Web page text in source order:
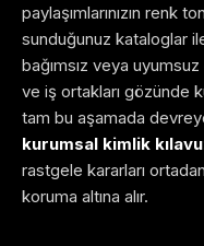
paylaşımlarınızın renk
sunduğunuz kataloglar
bağımsız veya
ve iş ortakları gözünde
tam bu aşamada
kurumsal kimlik
rastgele kararları
koruma altına alır.